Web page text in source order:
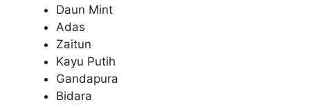
Daun Mint
Adas
Zaitun
Kayu Putih
Gandapura
Bidara